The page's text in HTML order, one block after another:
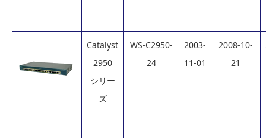
Catalyst
2950
シリー
ズ
WS-C2950-
24
2003-
11-01
2008-10-
21